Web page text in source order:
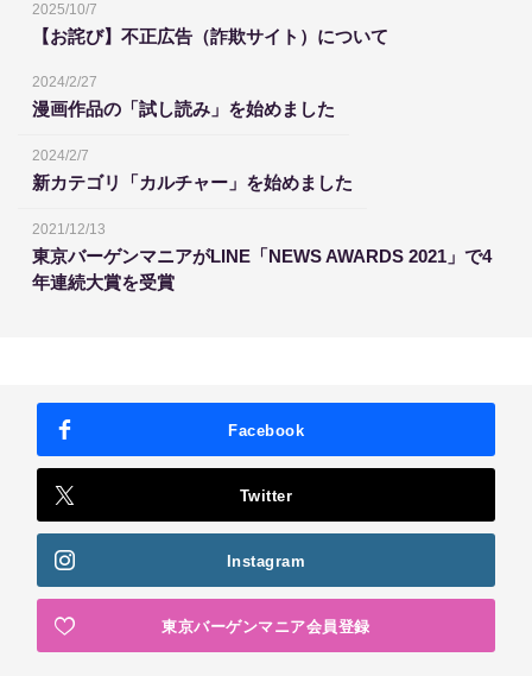
2025/10/7
【お詫び】不正広告（詐欺サイト）について
2024/2/27
漫画作品の「試し読み」を始めました
2024/2/7
新カテゴリ「カルチャー」を始めました
2021/12/13
東京バーゲンマニアがLINE「NEWS AWARDS 2021」で4
年連続大賞を受賞
Facebook
Twitter
Instagram
東京バーゲンマニア会員登録